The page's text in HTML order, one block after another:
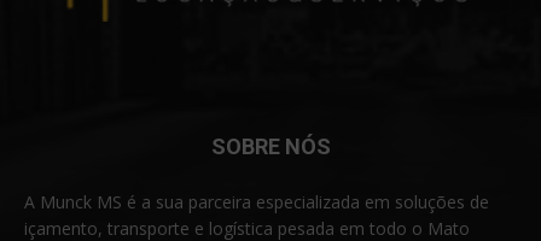
SOBRE NÓS
A Munck MS é a sua parceira especializada em soluções de
içamento, transporte e logística pesada em todo o Mato